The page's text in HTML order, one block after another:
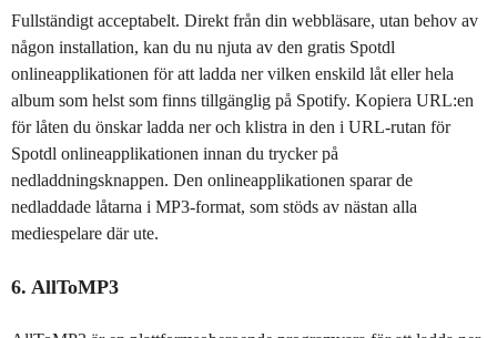
Fullständigt acceptabelt. Direkt från din webbläsare, utan behov av
någon installation, kan du nu njuta av den gratis Spotdl
onlineapplikationen för att ladda ner vilken enskild låt eller hela
album som helst som finns tillgänglig på Spotify. Kopiera URL:en
för låten du önskar ladda ner och klistra in den i URL-rutan för
Spotdl onlineapplikationen innan du trycker på
nedladdningsknappen. Den onlineapplikationen sparar de
nedladdade låtarna i MP3-format, som stöds av nästan alla
mediespelare där ute.
6. AllToMP3